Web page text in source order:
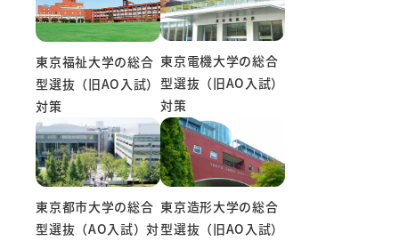
東京福祉大学の総合
型選抜（旧AO入試）
対策
東京電機大学の総合
型選抜（旧AO入試）
対策
東京都市大学の総合
型選抜（AO入試）対
東京造形大学の総合
型選抜（旧AO入試）